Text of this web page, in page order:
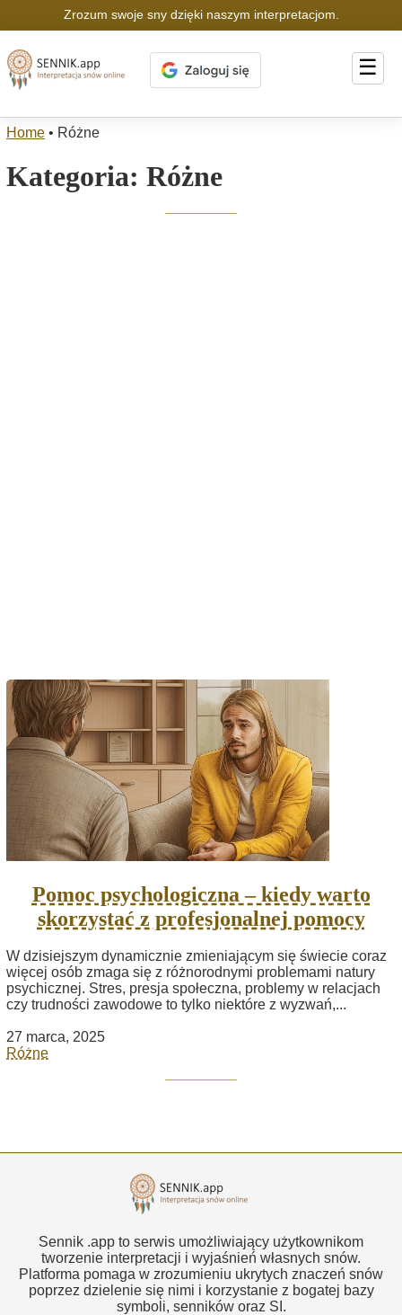
Zrozum swoje sny dzięki naszym interpretacjom.
☰
Home • Różne
Kategoria: Różne
Pomoc psychologiczna – kiedy warto
skorzystać z profesjonalnej pomocy
W dzisiejszym dynamicznie zmieniającym się świecie coraz
więcej osób zmaga się z różnorodnymi problemami natury
psychicznej. Stres, presja społeczna, problemy w relacjach
czy trudności zawodowe to tylko niektóre z wyzwań,...
27 marca, 2025
Różne
Sennik .app to serwis umożliwiający użytkownikom
tworzenie interpretacji i wyjaśnień własnych snów.
Platforma pomaga w zrozumieniu ukrytych znaczeń snów
poprzez dzielenie się nimi i korzystanie z bogatej bazy
symboli, senników oraz SI.